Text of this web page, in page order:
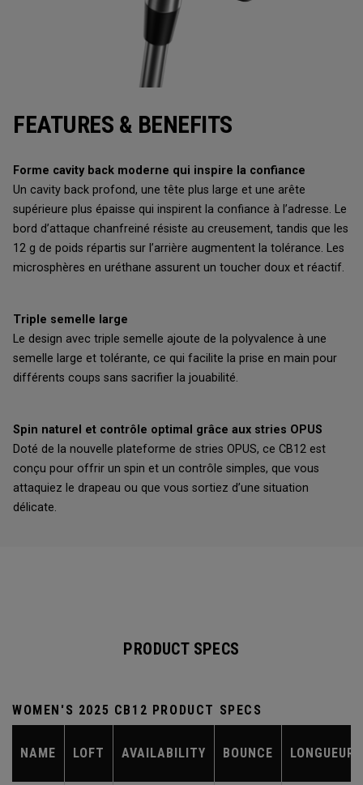
FEATURES & BENEFITS
Forme cavity back moderne qui inspire la confiance
Un cavity back profond, une tête plus large et une arête
supérieure plus épaisse qui inspirent la confiance à l’adresse. Le
bord d’attaque chanfreiné résiste au creusement, tandis que les
12 g de poids répartis sur l’arrière augmentent la tolérance. Les
microsphères en uréthane assurent un toucher doux et réactif.
Triple semelle large
Le design avec triple semelle ajoute de la polyvalence à une
semelle large et tolérante, ce qui facilite la prise en main pour
différents coups sans sacrifier la jouabilité.
Spin naturel et contrôle optimal grâce aux stries OPUS
Doté de la nouvelle plateforme de stries OPUS, ce CB12 est
conçu pour offrir un spin et un contrôle simples, que vous
attaquiez le drapeau ou que vous sortiez d’une situation
délicate.
PRODUCT SPECS
WOMEN'S 2025 CB12 PRODUCT SPECS
NAME LOFT AVAILABILITY BOUNCE LONGUEUR